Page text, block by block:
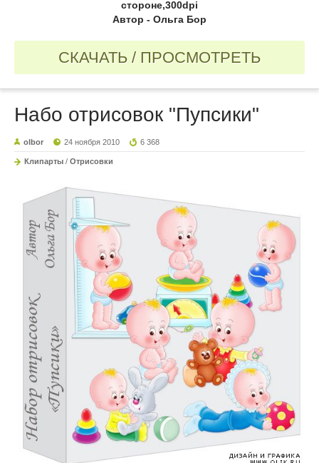
стороне,300dpi
Автор - Ольга Бор
СКАЧАТЬ / ПРОСМОТРЕТЬ
Набо отрисовок "Пупсики"
olbor 24 ноября 2010 6 368
Клипарты / Отрисовки